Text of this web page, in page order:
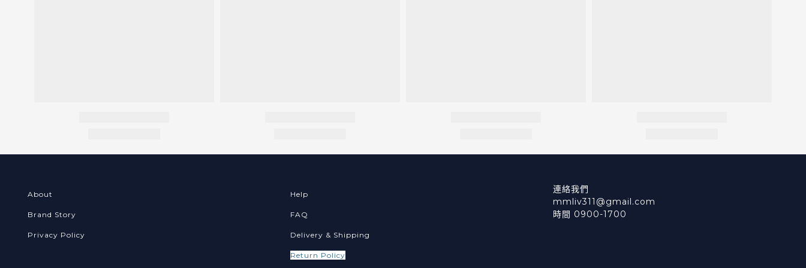
About
Brand Story
Privacy Policy
Help
FAQ
Delivery & Shipping
Return Policy
連絡我們
mmliv311@gmail.com
時間 0900-1700